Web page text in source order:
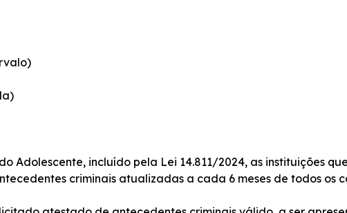
Adolescente, incluído pela Lei 14.811/2024, as instituições
criminais atualizadas a cada 6 meses de todos os